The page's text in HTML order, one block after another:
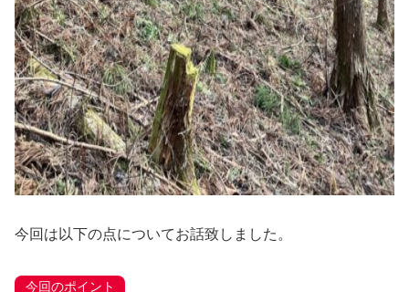
今回は以下の点についてお話致しました。
今回のポイント